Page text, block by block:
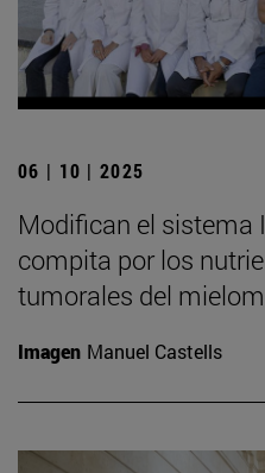
06 | 10 | 2025
Modifican el sistema
compita por los
tumorales del
Imagen Manuel Castells